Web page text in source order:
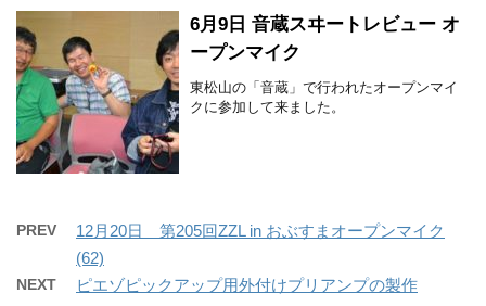
6月9日 音蔵スヰートレビュー オ
ープンマイク
東松山の「音蔵」で行われたオープンマイ
クに参加して来ました。
PREV
12月20日 第205回ZZL in おぶすまオープンマイク
(62)
NEXT ピエゾピックアップ用外付けプリアンプの製作